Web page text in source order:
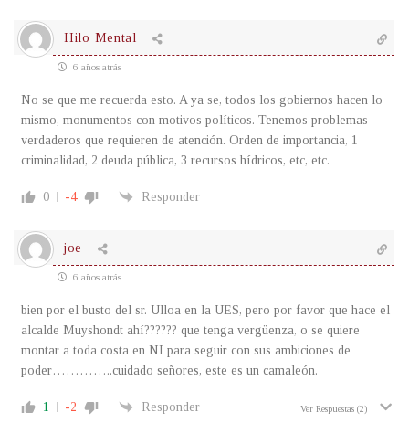
Hilo Mental
6 años atrás
No se que me recuerda esto. A ya se, todos los gobiernos hacen lo
mismo, monumentos con motivos políticos. Tenemos problemas
verdaderos que requieren de atención. Orden de importancia, 1
criminalidad, 2 deuda pública, 3 recursos hídricos, etc, etc.
0 -4 Responder
joe
6 años atrás
bien por el busto del sr. Ulloa en la UES, pero por favor que hace el
alcalde Muyshondt ahí?????? que tenga vergüenza, o se quiere
montar a toda costa en NI para seguir con sus ambiciones de
poder…………..cuidado señores, este es un camaleón.
1 -2 Responder Ver Respuestas (2)